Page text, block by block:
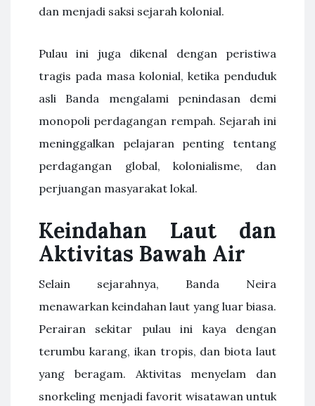
dan menjadi saksi sejarah kolonial.
Pulau ini juga dikenal dengan peristiwa
tragis pada masa kolonial, ketika penduduk
asli Banda mengalami penindasan demi
monopoli perdagangan rempah. Sejarah ini
meninggalkan pelajaran penting tentang
perdagangan global, kolonialisme, dan
perjuangan masyarakat lokal.
Keindahan Laut dan
Aktivitas Bawah Air
Selain sejarahnya, Banda Neira
menawarkan keindahan laut yang luar biasa.
Perairan sekitar pulau ini kaya dengan
terumbu karang, ikan tropis, dan biota laut
yang beragam. Aktivitas menyelam dan
snorkeling menjadi favorit wisatawan untuk